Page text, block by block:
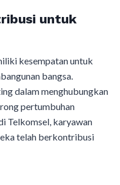
untuk
kesempatan untuk
bangsa.
dalam menghubungkan
pertumbuhan
Telkomsel, karyawan
telah berkontribusi